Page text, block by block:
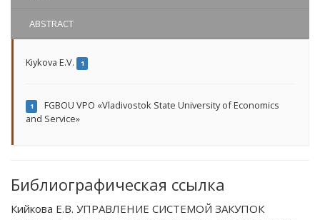
ABSTRACT
Kiykova E.V. 1
1
FGBOU VPO «Vladivostok State University of Economics
and Service»
Библиографическая ссылка
Кийкова Е.В. УПРАВЛЕНИЕ СИСТЕМОЙ ЗАКУПОК